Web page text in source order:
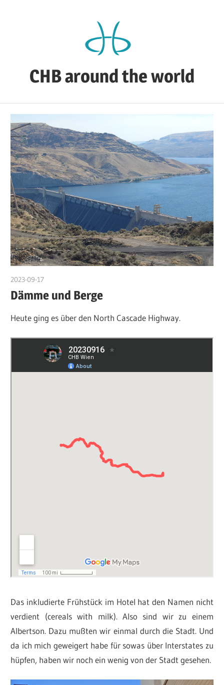
CHB around the world
2023-09-17
Dämme und Berge
Heute ging es über den North Cascade Highway.
Das inkludierte Frühstück im Hotel hat den Namen nicht
verdient (cereals with milk). Also sind wir zu einem
Albertson. Dazu mußten wir einmal durch die Stadt. Und
da ich mich geweigert habe für sowas über Interstates zu
hüpfen, haben wir noch ein wenig von der Stadt gesehen.